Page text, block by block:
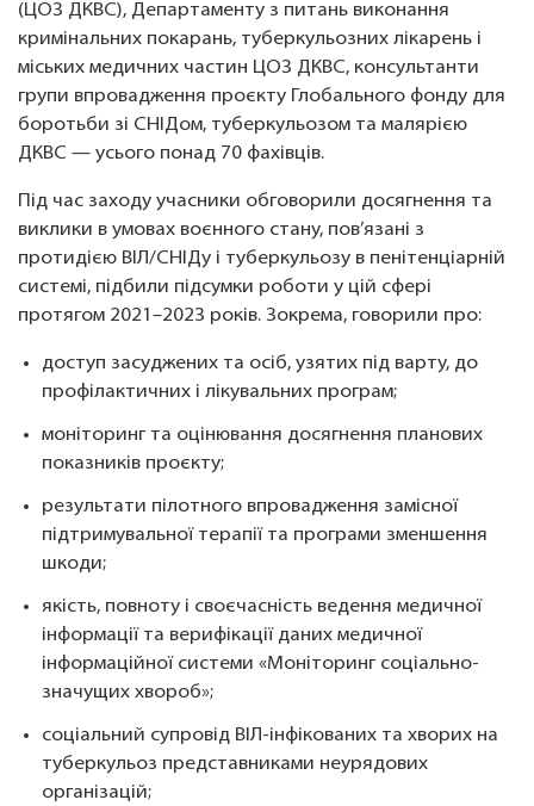
(ЦОЗ ДКВС), Департаменту з питань виконання
кримінальних покарань, туберкульозних лікарень і
міських медичних частин ЦОЗ ДКВС, консультанти
групи впровадження проєкту Глобального фонду для
боротьби зі СНІДом, туберкульозом та малярією
ДКВС — усього понад 70 фахівців.
Під час заходу учасники обговорили досягнення та
виклики в умовах воєнного стану, пов’язані з
протидією ВІЛ/СНІДу і туберкульозу в пенітенціарній
системі, підбили підсумки роботи у цій сфері
протягом 2021–2023 років. Зокрема, говорили про:
доступ засуджених та осіб, узятих під варту, до
профілактичних і лікувальних програм;
моніторинг та оцінювання досягнення планових
показників проєкту;
результати пілотного впровадження замісної
підтримувальної терапії та програми зменшення
шкоди;
якість, повноту і своєчасність ведення медичної
інформації та верифікації даних медичної
інформаційної системи «Моніторинг соціально-
значущих хвороб»;
соціальний супровід ВІЛ-інфікованих та хворих на
туберкульоз представниками неурядових
організацій;